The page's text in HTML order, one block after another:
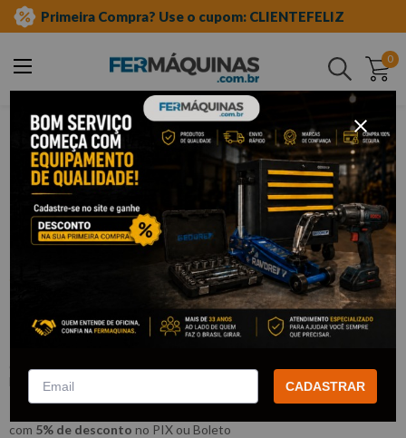
Primeira Compra? Use o cupom: CLIENTEFELIZ
0
Buscar
ferramentas elétricas e máquinas
esmerilhadeira
5 pol
Esmerilhadeira Angular 5” 1100W -
KUS15 KRESS
:KUS15
Kress
R$497,04
com 5% de desconto no PIX ou Boleto
CADASTRAR